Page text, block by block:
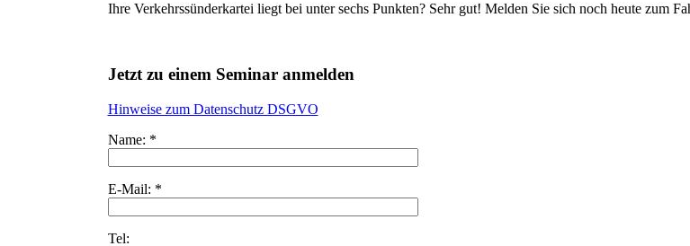
Ihre Verkehrssünderkartei liegt bei unter sechs Punkten? Sehr gut! Melden Sie sich noch heute zum
Jetzt zu einem Seminar anmelden
Hinweise zum Datenschutz DSGVO
Name: *
E-Mail: *
Tel: